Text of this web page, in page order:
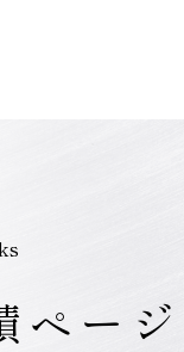
金属
金属の種類ペー